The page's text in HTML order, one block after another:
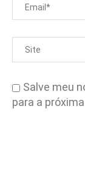
Salve meu
para a